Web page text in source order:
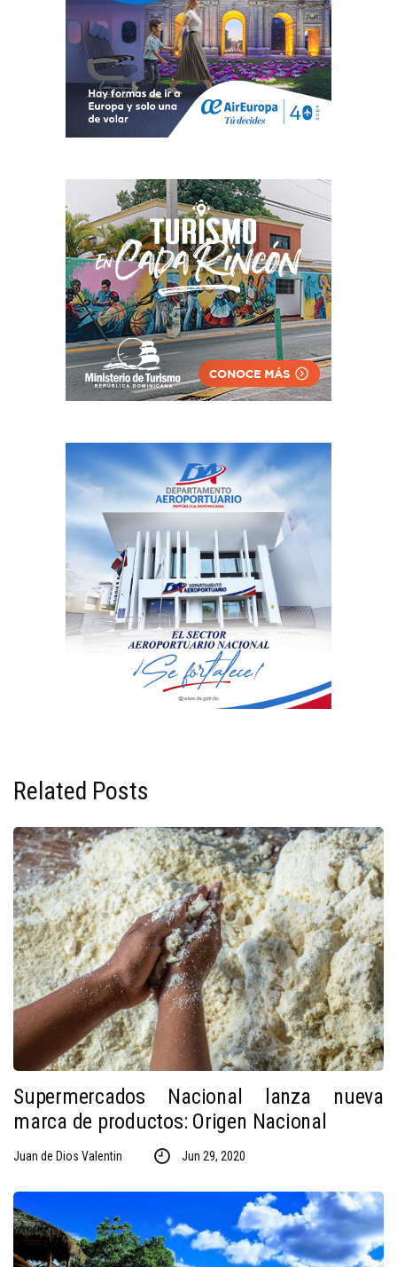
Related Posts
Supermercados Nacional lanza nueva
marca de productos: Origen Nacional
Juan de Dios Valentin Jun 29, 2020